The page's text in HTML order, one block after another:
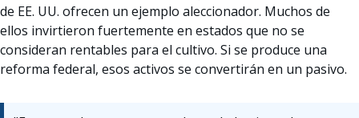
de EE. UU. ofrecen un ejemplo aleccionador. Muchos de
ellos invirtieron fuertemente en estados que no se
consideran rentables para el cultivo. Si se produce una
reforma federal, esos activos se convertirán en un pasivo.